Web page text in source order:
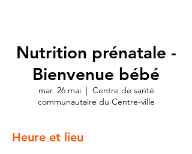
Nutrition prénatale -
Bienvenue bébé
mar. 26 mai
  |
Centre de santé
communautaire du Centre-ville
Heure et lieu